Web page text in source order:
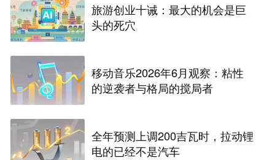
旅游创业十诫：最大的机会是巨
头的死穴
移动音乐2026年6月观察：粘性
的逆袭者与格局的搅局者
全年预测上调200吉瓦时，拉动锂
电的已经不是汽车